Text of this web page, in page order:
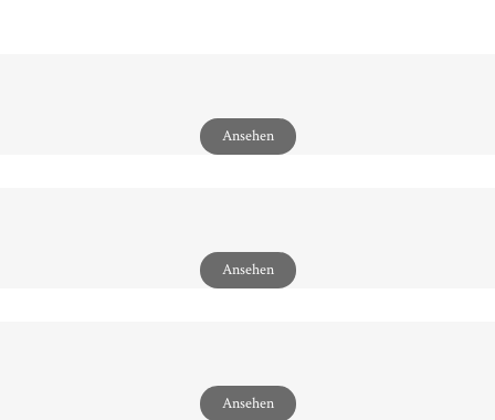
Ansehen
Ansehen
Ansehen